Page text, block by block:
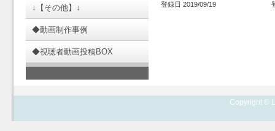
↓【その他】↓
◆動画制作事例
◆視聴者動画投稿BOX
登録日 2019/09/19
Copyright ©